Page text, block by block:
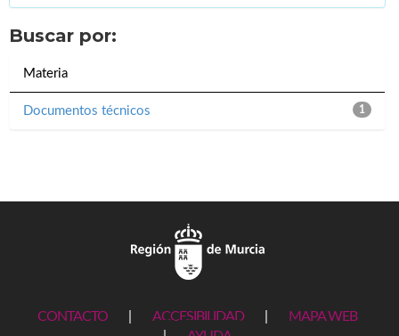
Buscar por:
Materia
1
Documentos técnicos
CONTACTO ACCESIBILIDAD
MAPA WEB